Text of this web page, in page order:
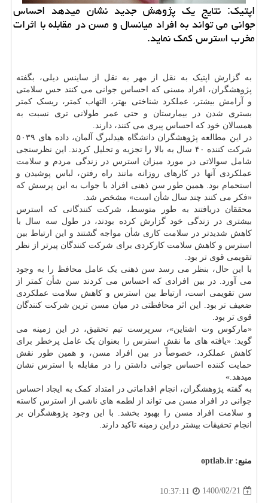
اپتیک: نتایج یک پژوهش جدید نشان میدهد احساس
جوانی می تواند به افراد میانسال و مسن در مقابله با اثرات
مخرب استرس کمک نماید.
به گزارش اپتیک به نقل از مهر به نقل از ساینس دیلی، بگفته
پژوهشگران، افراد مسنی که احساس جوانی می کنند حس سلامتی
و آرامش بیشتر، عملکرد شناختی بهتر، التهاب کمتر، ریسک کمتر
بستری شدن در بیمارستان و حتی عمر طولانی تری نسبت به
همسالان خود که احساس پیری می کنند، دارند.
در این مطالعه پژوهشگراندانشگاه
هیدلبرگ آلمان، داده های ۵۰۳۹
شرکت کننده ۴۰ سال به بالا را تجزیه و تحلیل کردند. این نظرسنجی
شامل سوالاتی در مورد میزان استرس در زندگی مردم و سلامت
عملکردی آنها در کارهای روزانه مانند راه رفتن، لباس پوشیدن و
استحمام بود. همین طور سن ذهنی افراد با جواب به این پرسش که
«فکر می کنند چند سال شأن است» مشخص شد.
محققان دریافتند به طور متوسط، شرکت کنندگانی که استرس
بیشتری در زندگی خود گزارش کرده بودند، در طول سه سال با
کاهش شدیدتر در سلامت کاری شأن مواجه گشتند و این ارتباط بین
استرس و کاهش سلامت کارکردی برای شرکت کنندگان پیرتر از نظر
تقویمی قوی تر بود.
با این حال، بنظر می رسد سن ذهنی یک عامل محافظ را به وجود
می آورد. در بین افرادی که احساس می کردند سن شأن کمتر از
سن تقویمی است، ارتباط بین استرس و کاهش سلامت عملکردی
ضعیف تر بود. این اثر محافظتی در میان مسن ترین شرکت کنندگان
قوی تر بود.
«مارکوس وت اشتاین»، سرپرست تیم تحقیق، در این زمینه می
گوید: «یافته های ما نقش استرس را بعنوان یک عامل پرخطر برای
کاهش عملکرد، خصوصاً در بین افراد مسن، و همین طور نقش
حمایت کننده احساس جوانی داشتن را در مقابله با استرس نشان
میدهد.»
به گفته پژوهشگران، انجام اقداماتی در امتداد کمک به ایجاد احساس
جوانی در افراد مسن می تواند از لطمه های ناشی از استرس کاسته
و سلامت افراد مسن را بهبود بخشد. با این وجود پژوهشگران بر
انجام تحقیقات بیشتر دراین زمینه تاکید دارند.
منبع: optlab.ir
1400/02/21
10:37:11